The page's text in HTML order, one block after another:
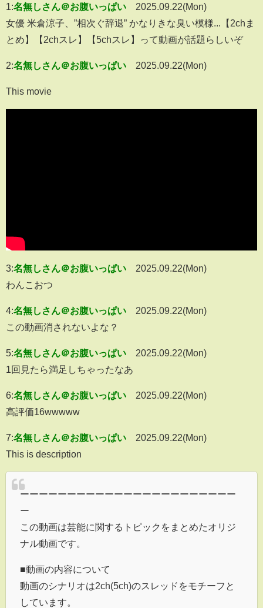
1:名無しさん＠お腹いっぱい
2025.09.22(Mon)
女優 米倉涼子、”相次ぐ辞退” かなりきな臭い模様...【2chま
とめ】【2chスレ】【5chスレ】って動画が話題らしいぞ
2:名無しさん＠お腹いっぱい 2025.09.22(Mon)
This movie
3:名無しさん＠お腹いっぱい
2025.09.22(Mon)
わんこおつ
4:名無しさん＠お腹いっぱい
2025.09.22(Mon)
この動画消されないよな？
5:名無しさん＠お腹いっぱい
2025.09.22(Mon)
1回見たら満足しちゃったなあ
6:名無しさん＠お腹いっぱい
2025.09.22(Mon)
高評価16wwwww
7:名無しさん＠お腹いっぱい
2025.09.22(Mon)
This is description
ーーーーーーーーーーーーーーーーーーーーーーー
ー
この動画は芸能に関するトピックをまとめたオリジ
ナル動画です。
■動画の内容について
動画のシナリオは2ch(5ch)のスレッドをモチーフと
しています。